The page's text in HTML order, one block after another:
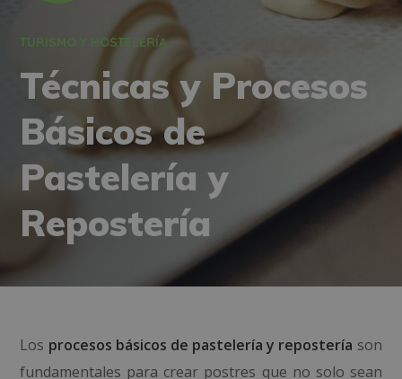
TURISMO Y HOSTELERÍA
Técnicas y Procesos
Básicos de
Pastelería y
Repostería
Los procesos básicos de pastelería y repostería son
fundamentales para crear postres que no solo sean